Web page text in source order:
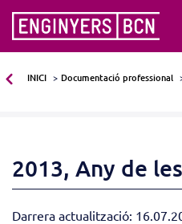
INICI Documentació professional
2013, Any de
Darrera actualització: